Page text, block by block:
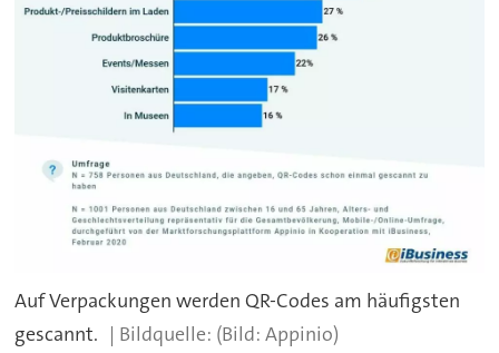
Auf Verpackungen werden QR-Codes am häufigsten
gescannt.
(Bild: Appinio)